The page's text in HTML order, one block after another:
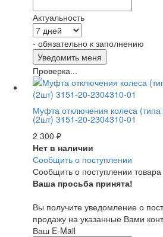
Актуальность
- обязательно к заполнению
Проверка...
Муфта отключения колеса
(2шт) 3151-20-2304310-01
2 300 ₽
Нет в наличии
Сообщить о поступлении
Сообщить о поступлении товара
Ваша просьба принята!
Вы получите уведомление о
продажу на указанные Вами
Ваш E-Mail